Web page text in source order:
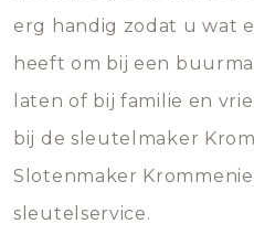
erg handig zodat u wat
heeft om bij een
laten of bij familie en
bij de sleutelmaker
Slotenmaker
sleutelservice.